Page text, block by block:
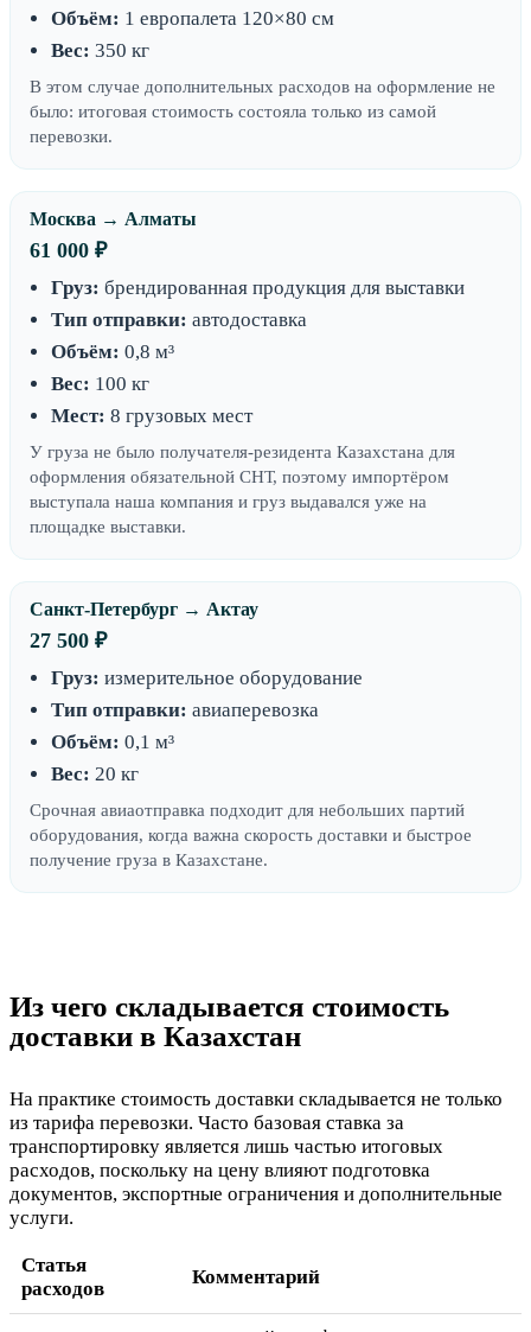
Объём: 1 европалета 120×80 см
Вес: 350 кг
В этом случае дополнительных расходов на оформление не
было: итоговая стоимость состояла только из самой
перевозки.
Москва → Алматы
61 000 ₽
Груз: брендированная продукция для выставки
Тип отправки: автодоставка
Объём: 0,8 м³
Вес: 100 кг
Мест: 8 грузовых мест
У груза не было получателя-резидента Казахстана для
оформления обязательной СНТ, поэтому импортёром
выступала наша компания и груз выдавался уже на
площадке выставки.
Санкт-Петербург → Актау
27 500 ₽
Груз: измерительное оборудование
Тип отправки: авиаперевозка
Объём: 0,1 м³
Вес: 20 кг
Срочная авиаотправка подходит для небольших партий
оборудования, когда важна скорость доставки и быстрое
получение груза в Казахстане.
Из чего складывается стоимость
доставки в Казахстан
На практике стоимость доставки складывается не только
из тарифа перевозки. Часто базовая ставка за
транспортировку является лишь частью итоговых
расходов, поскольку на цену влияют подготовка
документов, экспортные ограничения и дополнительные
услуги.
Статья
расходов
Комментарий